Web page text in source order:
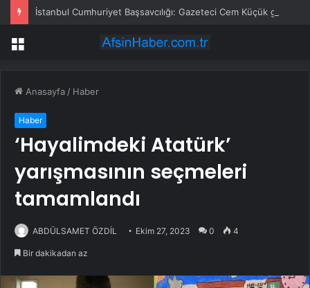
Menü
Anasayfa / Haber
Haber
‘Hayalimdeki Atatürk’
yarışmasının seçmeleri
tamamlandı
ABDÜLSAMET ÖZDİL Ekim 27, 2023 0 4
Bir dakikadan az